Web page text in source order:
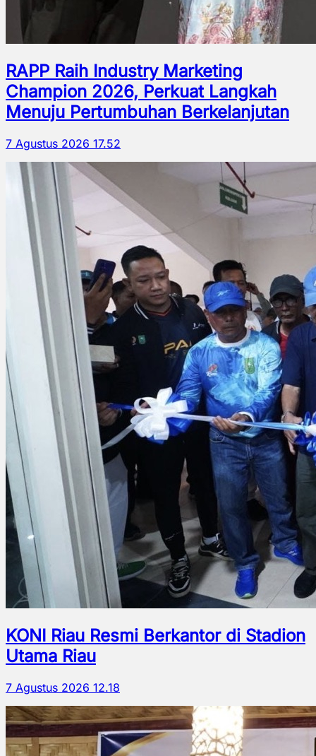
RAPP Raih Industry Marketing
Champion 2026, Perkuat Langkah
Menuju Pertumbuhan Berkelanjutan
7 Agustus 2026 17.52
KONI Riau Resmi Berkantor di Stadion
Utama Riau
7 Agustus 2026 12.18